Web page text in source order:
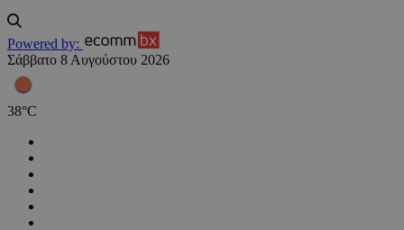
Powered by:
Σάββατο 8 Αυγούστου 2026
38°C